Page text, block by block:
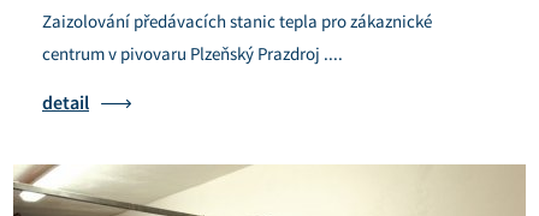
Zaizolování předávacích stanic tepla pro zákaznické
centrum v pivovaru Plzeňský Prazdroj ....
detail